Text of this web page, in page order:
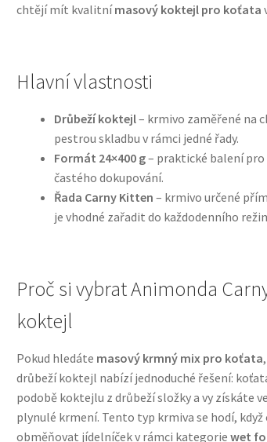
chtějí mít kvalitnímasový koktejl pro koťata
Hlavní vlastnosti
Drůbeží koktejl– krmivo zaměřené na
pestrou skladbu v rámci jedné řady.
Formát 24×400 g– praktické balení
častého dokupování.
Řada Carny Kitten – krmivo určené
je vhodné zařadit do každodenního
Proč si vybrat Animonda
koktejl
Pokud hledáte masový krmný mix pro koťata
drůbeží koktejl nabízí jednoduché řešení:
podobě koktejlu z drůbeží složky a vy získáte
plynulé krmení. Tento typ krmiva se hodí,
obměňovat jídelníček v rámci kategorie wet